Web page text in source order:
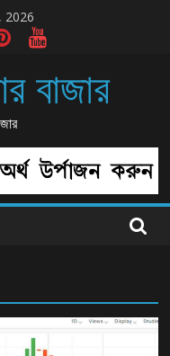
2026
বাজার